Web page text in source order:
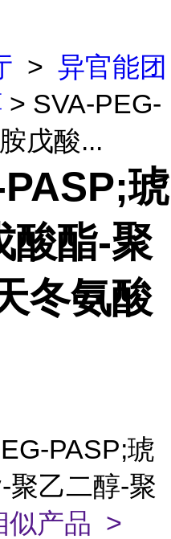
> 异官能团
> SVA-PEG-
戊酸...
琥
酸酯-聚
冬氨酸
PASP;琥
聚乙二醇-聚
似产品 >